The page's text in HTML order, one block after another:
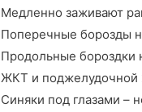
Медленно заживают
Поперечные борозды
Продольные бороздки
ЖКТ и поджелудочной
Синяки под глазами –